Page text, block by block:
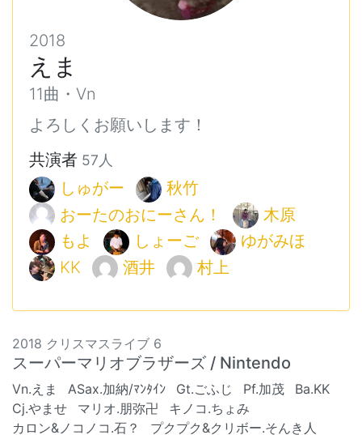
2018
えま
11曲・Vn
よろしくお願いします！
共演者 57人
しゅがー
秋竹
おーたのおにーさん！
木原
もよ
しょーご
ゆがみほ
KK
酒井 村上
2018 クリスマスライブ 6
スーパーマリオブラザーズ / Nintendo
Vn.えま ASax.加納/ﾏﾝﾀｲﾝ Gt.ごふじ Pf.加茂
Ba.KK
Cj.やませ
マリオ.朋弥卍
キノコ.ちょみ
カロン&ノコノコ.石？
プクプク&クリボー.そんき人